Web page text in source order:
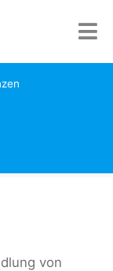
von